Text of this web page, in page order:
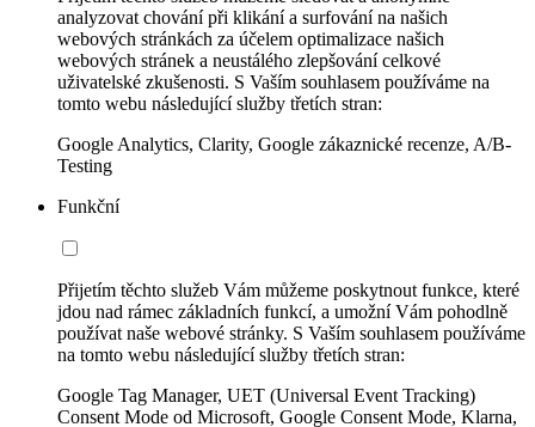
analyzovat chování při klikání a surfování na našich
webových stránkách za účelem optimalizace našich
webových stránek a neustálého zlepšování celkové
uživatelské zkušenosti. S Vaším souhlasem používáme na
tomto webu následující služby třetích stran:
Google Analytics, Clarity, Google zákaznické recenze, A/B-
Testing
Funkční
Přijetím těchto služeb Vám můžeme poskytnout funkce, které
jdou nad rámec základních funkcí, a umožní Vám pohodlně
používat naše webové stránky. S Vaším souhlasem používáme
na tomto webu následující služby třetích stran:
Google Tag Manager, UET (Universal Event Tracking)
Consent Mode od Microsoft, Google Consent Mode, Klarna,